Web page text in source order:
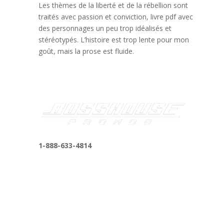
Les thèmes de la liberté et de la rébellion sont
traités avec passion et conviction, livre pdf avec
des personnages un peu trop idéalisés et
stéréotypés. L’histoire est trop lente pour mon
goût, mais la prose est fluide.
1-888-633-4814